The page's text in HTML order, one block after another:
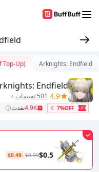
Arknights: Endfield
Top-Up)
Endfield
4.9 501 تقييمات
7%OFF
4.9Kنفدت
$0.5
$0.99
-$0.49